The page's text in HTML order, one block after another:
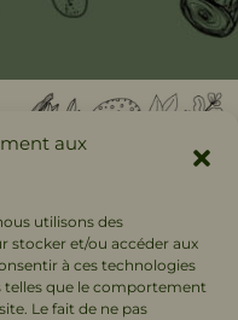
aux
utilisons des
stocker et/ou accéder aux
à ces technologies
telles que le comportement
Le fait de ne pas
!